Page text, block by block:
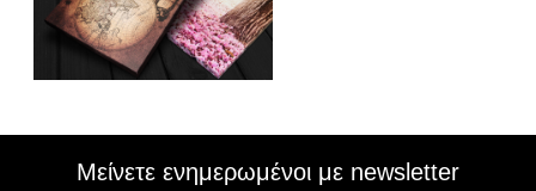
Μείνετε ενημερωμένοι με newsletter